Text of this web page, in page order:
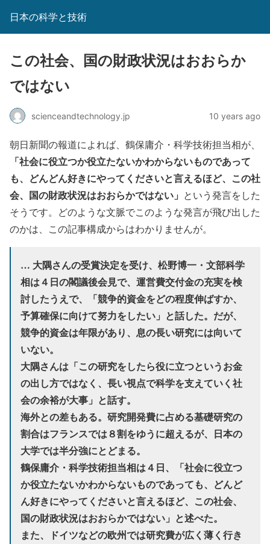
日本の科学と技術
この社会、国の財政状況はおおらか
ではない
scienceandtechnology.jp 10 years ago
朝日新聞の報道によれば、鶴保庸介・科学技術担当相が、
「社会に役立つか役立たないかわからないものであって
も、どんどん好きにやってくださいと言えるほど、この社
会、国の財政状況はおおらかではない」 という発言をした
そうです。どのような文脈でこのような発言が飛び出した
のかは、この記事構成からはわかりませんが。
… 大隅さんの受賞決定を受け、松野博一・文部科学
相は４日の閣議後会見で、運営費交付金の充実を検
討したうえで、「競争的資金をどの程度伸ばすか、
予算確保に向けて努力をしたい」と話した。だが、
競争的資金は年限があり、息の長い研究には向いて
いない。
大隅さんは「この研究をしたら役に立つというお金
の出し方ではなく、長い視点で科学を支えていく社
会の余裕が大事」と話す。
海外との差もある。研究開発費に占める基礎研究の
割合はフランスでは８割をゆうに超えるが、日本の
大学では半分強にとどまる。
鶴保庸介・科学技術担当相は４日、「社会に役立つ
か役立たないかわからないものであっても、どんど
ん好きにやってくださいと言えるほど、この社会、
国の財政状況はおおらかではない」と述べた。
また、ドイツなどの欧州では研究費が広く薄く行き